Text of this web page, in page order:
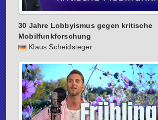
30 Jahre Lobbyismus gegen kritische
Mobilfunkforschung
Klaus Scheidsteger